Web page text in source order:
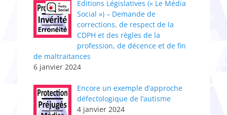
Editions Législatives (« Le Média
Social ») – Demande de
corrections, de respect de la
CDPH et des règles de la
profession, de décence et de fin
de maltraitances
6 janvier 2024
Encore un exemple d’approche
défectologique de l’autisme
4 janvier 2024